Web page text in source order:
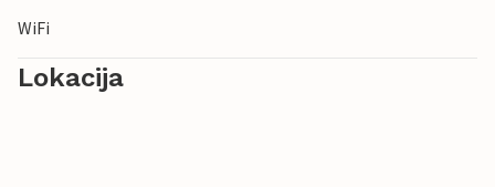
WiFi
Lokacija